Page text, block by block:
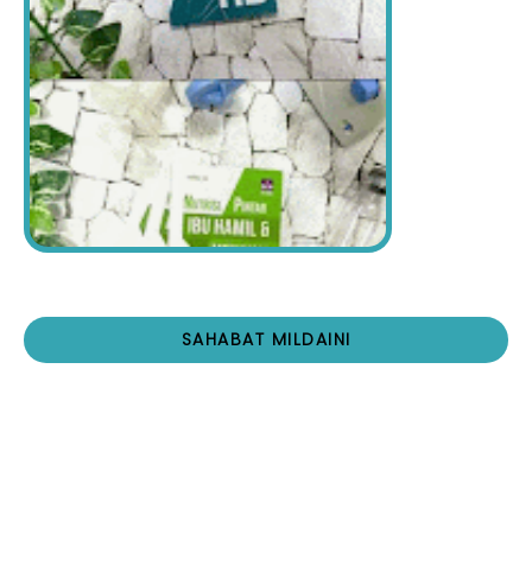
SAHABAT MILDAINI